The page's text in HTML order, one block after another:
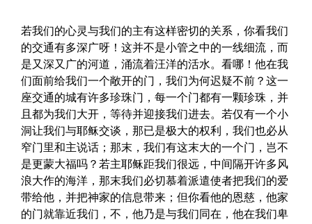
若我们的心灵与我们的主有这样密切的关系，你看我们
的交通有多深广呀！这并不是小管之中的一线细流，而
是又深又广的河道，涌流着汪洋的活水。看哪！他在我
们面前给我们一个敞开的门，我们为何迟疑不前？这一
座交通的城有许多珍珠门，每一个门都有一颗珍珠，并
且都为我们大开，等待并迎接我们进去。若仅有一个小
洞让我们与耶稣交谈，那已是极大的权利，我们也必从
窄门里和主说话；那末，我们有这末大的一个门，岂不
是更蒙大福吗？若主耶稣距我们很远，中间隔开许多风
浪大作的海洋，那末我们必切慕着派遣使者把我们的爱
带给他，并把神家的信息带来；但你看他的恩慈，他家
的门就靠近我们，不，他乃是与我们同在，他在我们卑